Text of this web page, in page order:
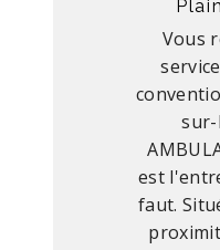
Vous
sur-
est
faut.